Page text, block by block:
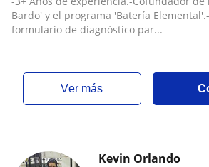
quieran comenzar a aprender
principiantes (1-2 años)
Bardo' y el programa 'Batería
formulario de diagnóstico par...
ver más
Kevin Orlando